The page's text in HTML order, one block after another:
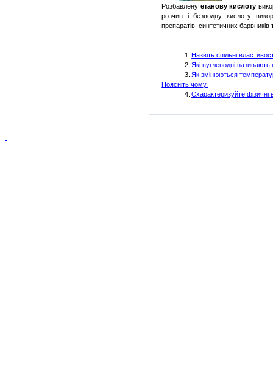
Розбавлену етановукислоту
розчин ібезводну кислоту
препаратів ,синтетичних барвників
1. Назвіть спільні
2. Які вуглеводні
3. Як змінюються
Поясніть чому.
4. Схарактеризуйте фізичні